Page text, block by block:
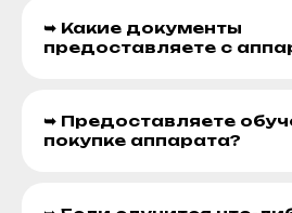
➥ Какие документы
предоставляете с
➥ Предоставляете
покупке аппарата?